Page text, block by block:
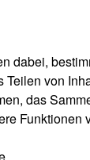
dabei,
Teilen von
das
Funktionen